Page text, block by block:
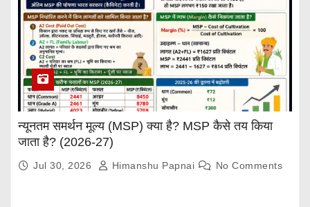
न्यूनतम समर्थन मूल्य (MSP) क्या है? MSP कैसे तय किया
जाता है? (2026-27)
Jul 30, 2026 Himanshu Papnai No Comments